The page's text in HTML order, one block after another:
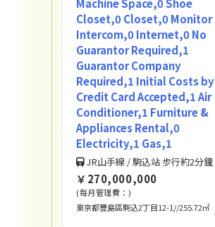
Machine Space,0 Shoe
Closet,0 Closet,0 Monitor
Intercom,0 Internet,0 No
Guarantor Required,1
Guarantor Company
Required,1 Initial Costs by
Credit Card Accepted,1 Air
Conditioner,1 Furniture &
Appliances Rental,0
Electricity,1 Gas,1
JR山手線 / 駒込站 步行約2分鐘
￥270,000,000
(每月管理費：)
東京都豐島區駒込2丁目12-1//255.72㎡